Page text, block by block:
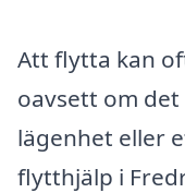
Att flytta kan
oavsett om
lägenhet eller
flytthjälp i